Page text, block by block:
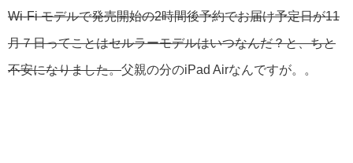
Wi-Fi モデルで発売開始の2時間後予約でお届け予定日が11
月７日ってことはセルラーモデルはいつなんだ？と、ちと
不安になりました。父親の分のiPad Airなんですが。。